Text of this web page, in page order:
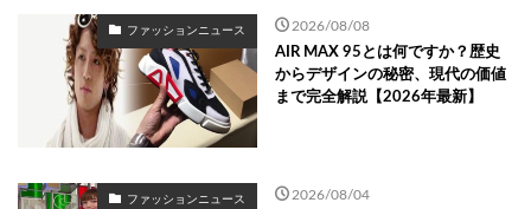
ファッションニュース 2026/08/08
AIR MAX 95とは何ですか？歴史
からデザインの秘密、現代の価値
まで完全解説【2026年最新】
ファッションニュース 2026/08/04